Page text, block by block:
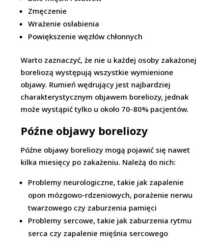
Zmęczenie
Wrażenie osłabienia
Powiększenie węzłów chłonnych
Warto zaznaczyć, że nie u każdej osoby zakażonej
boreliozą występują wszystkie wymienione
objawy. Rumień wędrujący jest najbardziej
charakterystycznym objawem boreliozy, jednak
może wystąpić tylko u około 70-80% pacjentów.
Późne objawy boreliozy
Późne objawy boreliozy mogą pojawić się nawet
kilka miesięcy po zakażeniu. Należą do nich:
Problemy neurologiczne, takie jak zapalenie
opon mózgowo-rdzeniowych, porażenie nerwu
twarzowego czy zaburzenia pamięci
Problemy sercowe, takie jak zaburzenia rytmu
serca czy zapalenie mięśnia sercowego